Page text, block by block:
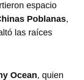
espacio
Poblanas,
las raíces
Ocean, quien